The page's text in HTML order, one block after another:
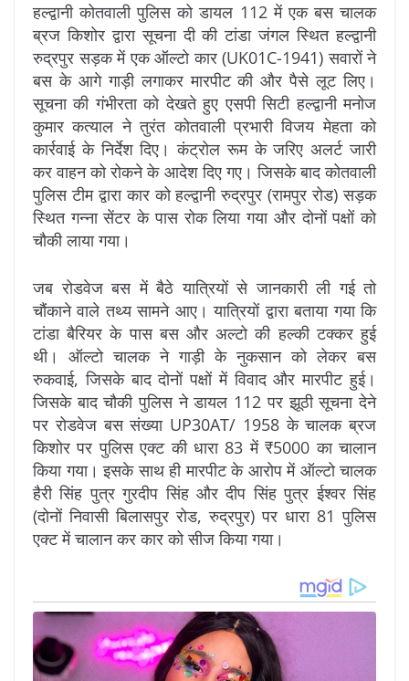
हल्द्वानी कोतवाली पुलिस को डायल 112 में एक बस चालक
ब्रज किशोर द्वारा सूचना दी की टांडा जंगल स्थित हल्द्वानी
रुद्रपुर सड़क में एक ऑल्टो कार (UK01C-1941) सवारों ने
बस के आगे गाड़ी लगाकर मारपीट की और पैसे लूट लिए।
सूचना की गंभीरता को देखते हुए एसपी सिटी हल्द्वानी मनोज
कुमार कत्याल ने तुरंत कोतवाली प्रभारी विजय मेहता को
कार्रवाई के निर्देश दिए। कंट्रोल रूम के जरिए अलर्ट जारी
कर वाहन को रोकने के आदेश दिए गए। जिसके बाद कोतवाली
पुलिस टीम द्वारा कार को हल्द्वानी रुद्रपुर (रामपुर रोड) सड़क
स्थित गन्ना सेंटर के पास रोक लिया गया और दोनों पक्षों को
चौकी लाया गया।
जब रोडवेज बस में बैठे यात्रियों से जानकारी ली गई तो
चौंकाने वाले तथ्य सामने आए। यात्रियों द्वारा बताया गया कि
टांडा बैरियर के पास बस और अल्टो की हल्की टक्कर हुई
थी। ऑल्टो चालक ने गाड़ी के नुकसान को लेकर बस
रुकवाई, जिसके बाद दोनों पक्षों में विवाद और मारपीट हुई।
जिसके बाद चौकी पुलिस ने डायल 112 पर झूठी सूचना देने
पर रोडवेज बस संख्या UP30AT/ 1958 के चालक ब्रज
किशोर पर पुलिस एक्ट की धारा 83 में ₹5000 का चालान
किया गया। इसके साथ ही मारपीट के आरोप में ऑल्टो चालक
हैरी सिंह पुत्र गुरदीप सिंह और दीप सिंह पुत्र ईश्वर सिंह
(दोनों निवासी बिलासपुर रोड, रुद्रपुर) पर धारा 81 पुलिस
एक्ट में चालान कर कार को सीज किया गया।